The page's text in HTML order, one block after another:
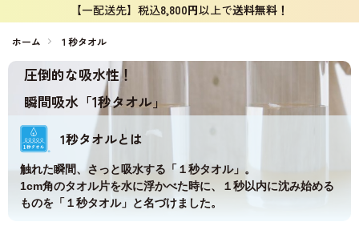
【一配送先】税込8,800円以上で送料無料！
ホーム １秒タオル
圧倒的な吸水性！
瞬間吸水「1秒タオル」
1秒タオルとは
触れた瞬間、さっと吸水する「１秒タオル」。
1cm角のタオル片を水に浮かべた時に、１秒以内に沈み始める
ものを「１秒タオル」と名づけました。